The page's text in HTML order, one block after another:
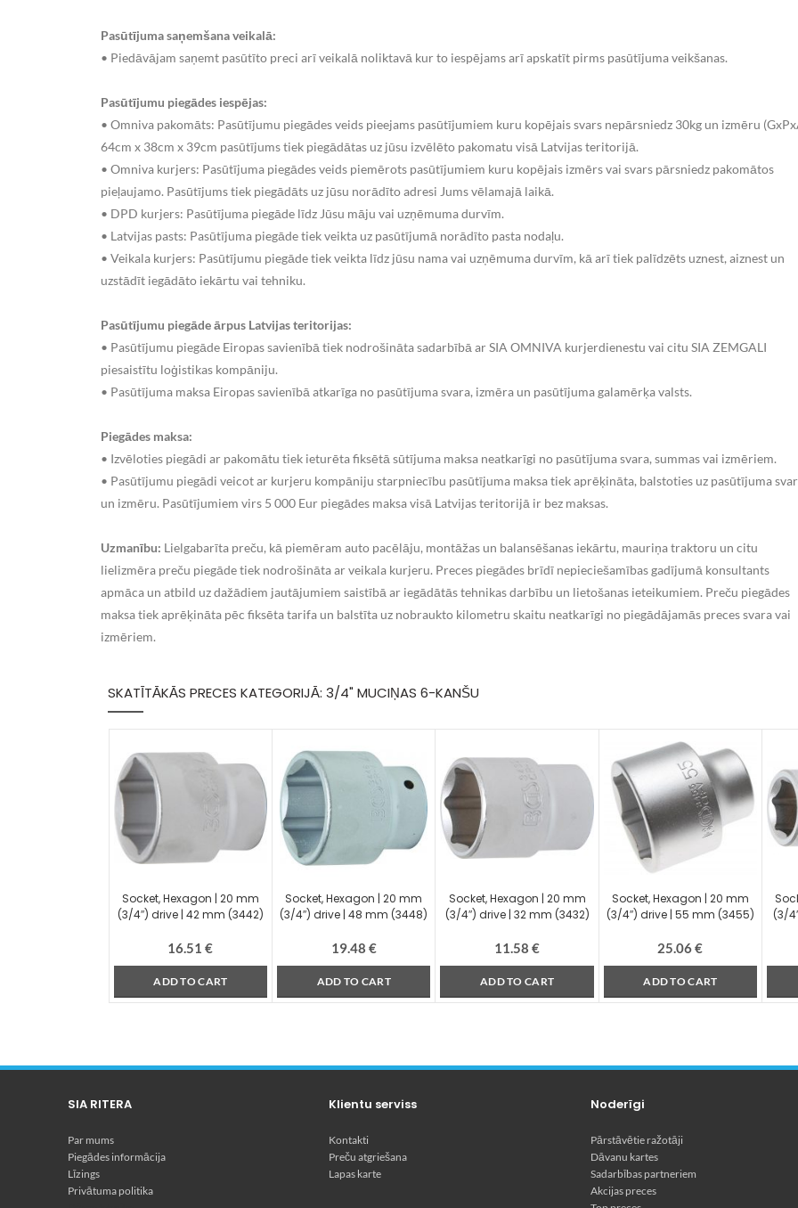
Pasūtījuma saņemšana veikalā:
• Piedāvājam saņemt pasūtīto preci arī veikalā noliktavā kur to iespējams arī apskatīt pirms pasūtījuma veikšanas.
Pasūtījumu piegādes iespējas:
• Omniva pakomāts: Pasūtījumu piegādes veids pieejams pasūtījumiem kuru kopējais svars nepārsniedz 30kg un izmēru
64cm x 38cm x 39cm pasūtījums tiek piegādātas uz jūsu izvēlēto pakomatu visā Latvijas teritorijā.
• Omniva kurjers: Pasūtījuma piegādes veids piemērots pasūtījumiem kuru kopējais izmērs vai svars pārsniedz pakomātos
pieļaujamo. Pasūtījums tiek piegādāts uz jūsu norādīto adresi Jums vēlamajā laikā.
• DPD kurjers: Pasūtījuma piegāde līdz Jūsu māju vai uzņēmuma durvīm.
• Latvijas pasts: Pasūtījuma piegāde tiek veikta uz pasūtījumā norādīto pasta nodaļu.
• Veikala kurjers: Pasūtījumu piegāde tiek veikta līdz jūsu nama vai uzņēmuma durvīm, kā arī tiek palīdzēts uznest, aiznest un
uzstādīt iegādāto iekārtu vai tehniku.
Pasūtījumu piegāde ārpus Latvijas teritorijas:
• Pasūtījumu piegāde Eiropas savienībā tiek nodrošināta sadarbībā ar SIA OMNIVA kurjerdienestu vai citu SIA ZEMGALI
piesaistītu loģistikas kompāniju.
• Pasūtījuma maksa Eiropas savienībā atkarīga no pasūtījuma svara, izmēra un pasūtījuma galamērķa valsts.
Piegādes maksa:
• Izvēloties piegādi ar pakomātu tiek ieturēta fiksētā sūtījuma maksa neatkarīgi no pasūtījuma svara, summas vai izmēriem.
• Pasūtījumu piegādi veicot ar kurjeru kompāniju starpniecību pasūtījuma maksa tiek aprēķināta, balstoties uz pasūtījuma
un izmēru. Pasūtījumiem virs 5 000 Eur piegādes maksa visā Latvijas teritorijā ir bez maksas.
Uzmanību: Lielgabarīta preču, kā piemēram auto pacēlāju, montāžas un balansēšanas iekārtu, mauriņa traktoru un citu
lielizmēra preču piegāde tiek nodrošināta ar veikala kurjeru. Preces piegādes brīdī nepieciešamības gadījumā konsultants
apmāca un atbild uz dažādiem jautājumiem saistībā ar iegādātās tehnikas darbību un lietošanas ieteikumiem. Preču piegādes
maksa tiek aprēķināta pēc fiksēta tarifa un balstīta uz nobraukto kilometru skaitu neatkarīgi no piegādājamās preces svara vai
izmēriem.
SKATĪTĀKĀS PRECES KATEGORIJĀ: 3/4" MUCIŅAS 6-KANŠU
Socket, Hexagon | 20 mm
(3/4″) drive | 42 mm (3442)
16.51€
ADD TO CART
Socket, Hexagon | 20 mm
(3/4″) drive | 48 mm (3448)
19.48 €
ADD TO CART
Socket, Hexagon | 20 mm
(3/4″) drive | 32 mm (3432)
11.58€
ADD TO CART
Socket, Hexagon | 20 mm
(3/4″) drive | 55 mm (3455)
25.06€
ADD TO CART
(3/
SIA RITERA
Par mums
Piegādes informācija
Līzings
Privātuma politika
Klientu serviss
Kontakti
Preču atgriešana
Lapas karte
Noderīgi
Pārstāvētie ražotāji
Dāvanu kartes
Sadarbības partneriem
Akcijas preces